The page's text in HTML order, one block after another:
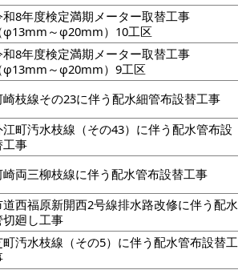
和8年度検定満期メーター取替工事
φ13mm～φ20mm）10工区
和8年度検定満期メーター取替工事
φ13mm～φ20mm）9工区
崎枝線その23に伴う配水細管布設替工事
江町汚水枝線（その43）に伴う配水管布設
工事
崎両三柳枝線に伴う配水管布設替工事
道西福原新開西2号線排水路改修に伴う配水
切廻し工事
町汚水枝線（その5）に伴う配水管布設替工